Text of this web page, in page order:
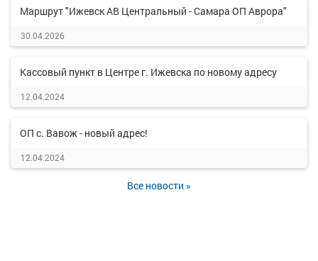
Маршрут "Ижевск АВ Центральный - Самара ОП Аврора"
30.04.2026
Кассовый пункт в Центре г. Ижевска по новому адресу
12.04.2024
ОП с. Вавож - новый адрес!
12.04.2024
Все новости »